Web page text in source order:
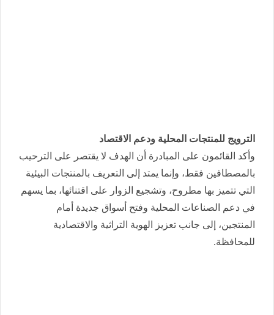
الترويج للمنتجات المحلية ودعم الاقتصاد
وأكد القائمون على المبادرة أن الهدف لا يقتصر على الترحيب
بالمصطافين فقط، وإنما يمتد إلى التعريف بالمنتجات البيئية
التي تتميز بها مطروح، وتشجيع الزوار على اقتنائها، بما يسهم
في دعم الصناعات المحلية وفتح أسواق جديدة أمام
المنتجين، إلى جانب تعزيز الهوية التراثية والاقتصادية
للمحافظة.